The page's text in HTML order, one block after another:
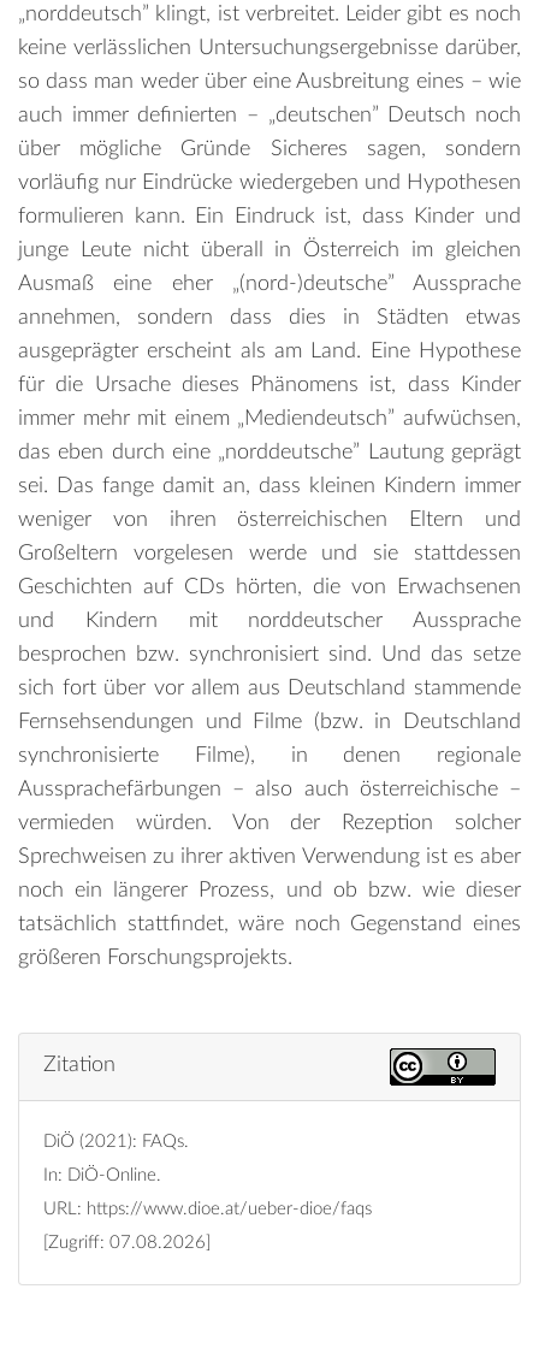
„norddeutsch” klingt, ist verbreitet. Leider gibt es noch
keine verlässlichen Untersuchungsergebnisse darüber,
so dass man weder über eine Ausbreitung eines – wie
auch immer definierten – „deutschen” Deutsch noch
über mögliche Gründe Sicheres sagen, sondern
vorläufig nur Eindrücke wiedergeben und Hypothesen
formulieren kann. Ein Eindruck ist, dass Kinder und
junge Leute nicht überall in Österreich im gleichen
Ausmaß eine eher „(nord-)deutsche” Aussprache
annehmen, sondern dass dies in Städten etwas
ausgeprägter erscheint als am Land. Eine Hypothese
für die Ursache dieses Phänomens ist, dass Kinder
immer mehr mit einem „Mediendeutsch” aufwüchsen,
das eben durch eine „norddeutsche” Lautung geprägt
sei. Das fange damit an, dass kleinen Kindern immer
weniger von ihren österreichischen Eltern und
Großeltern vorgelesen werde und sie stattdessen
Geschichten auf CDs hörten, die von Erwachsenen
und Kindern mit norddeutscher Aussprache
besprochen bzw. synchronisiert sind. Und das setze
sich fort über vor allem aus Deutschland stammende
Fernsehsendungen und Filme (bzw. in Deutschland
synchronisierte Filme), in denen regionale
Aussprachefärbungen – also auch österreichische –
vermieden würden. Von der Rezeption solcher
Sprechweisen zu ihrer aktiven Verwendung ist es aber
noch ein längerer Prozess, und ob bzw. wie dieser
tatsächlich stattfindet, wäre noch Gegenstand eines
größeren Forschungsprojekts.
Zitation
DiÖ (2021): FAQs.
In: DiÖ-Online.
URL: https://www.dioe.at/ueber-dioe/faqs
[Zugriff: 07.08.2026]